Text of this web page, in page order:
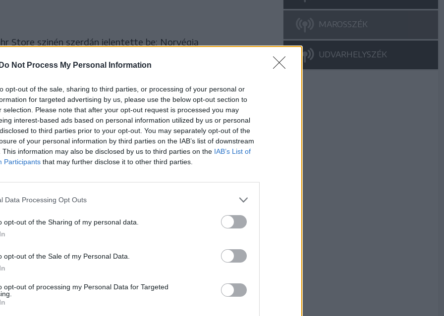
Do Not Process My Personal Information
opt-out of the sale, sharing to third parties, or processing of your personal or
for targeted advertising by us, please use the below opt-out section to
selection. Please note that after your opt-out request is processed you may
interest-based ads based on personal information utilized by us or personal
to third parties prior to your opt-out. You may separately opt-out of the
of your personal information by third parties on the IAB’s list of downstream
This information may also be disclosed by us to third parties on the IAB’s List of
Participants that may further disclose it to other third parties.
Data Processing Opt Outs
opt-out of the Sharing of my personal data.
opt-out of the Sale of my Personal Data.
opt-out of processing my Personal Data for Targeted
Store szinén szerdán jelentette be: Norvégia
elismerni Palesztinát.
nélkül nem lehet béke a Közel-Keleten –
május 28-án lép érvénybe.
ideje kitart a nemzetközi
miszerint az izraeli-
csak a kétállami
le.
független állam legyen” – jelentette ki Store
Norvégia „Palesztinát független államként
MAROSSZÉK
UDVARHELYSZÉK